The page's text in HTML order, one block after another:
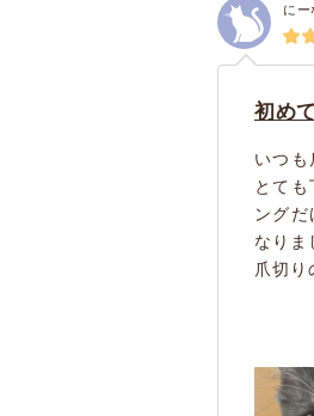
にー
初め
いつ
とて
ング
なりま
爪切り